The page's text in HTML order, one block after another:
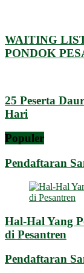
WAITING
PONDOK
25 Peserta
Hari
Populer
Pendaftaran
Hal-Hal Yang
di Pesantren
Pendaftaran